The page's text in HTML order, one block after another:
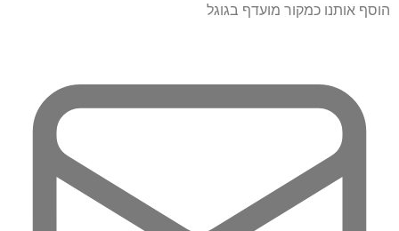
הוסף אותנו כמקור מועדף בגוגל